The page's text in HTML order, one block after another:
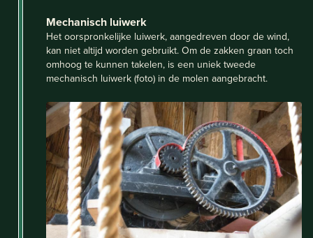
Mechanisch luiwerk
Het oorspronkelijke luiwerk, aangedreven door de wind,
kan niet altijd worden gebruikt. Om de zakken graan toch
omhoog te kunnen takelen, is een uniek tweede
mechanisch luiwerk (foto) in de molen aangebracht.